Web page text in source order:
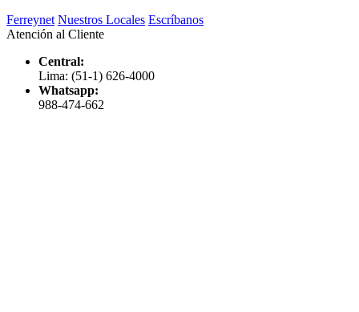
Ferreynet Nuestros Locales Escríbanos
Atención al Cliente
Central:
Lima: (51-1) 626-4000
Whatsapp:
988-474-662